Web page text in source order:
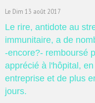
Le Dim 13 août 2017
Le rire, antidote au
immunitaire, a de
-encore?- remboursé
apprécié à l'hôpital,
entreprise et de plus
jours.